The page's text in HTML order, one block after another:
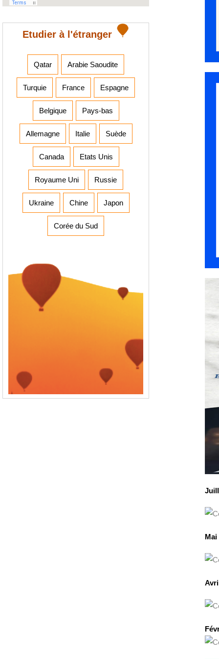
Mai
Etudier à l'étranger
Qatar Arabie Saoudite
Turquie France Espagne
Belgique Pays-bas
Allemagne Italie Suède
Canada Etats Unis
Royaume Uni Russie
Ukraine Chine Japon
Corée du Sud